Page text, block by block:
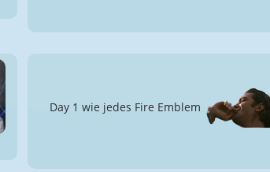
Day 1 wie jedes Fire Emblem